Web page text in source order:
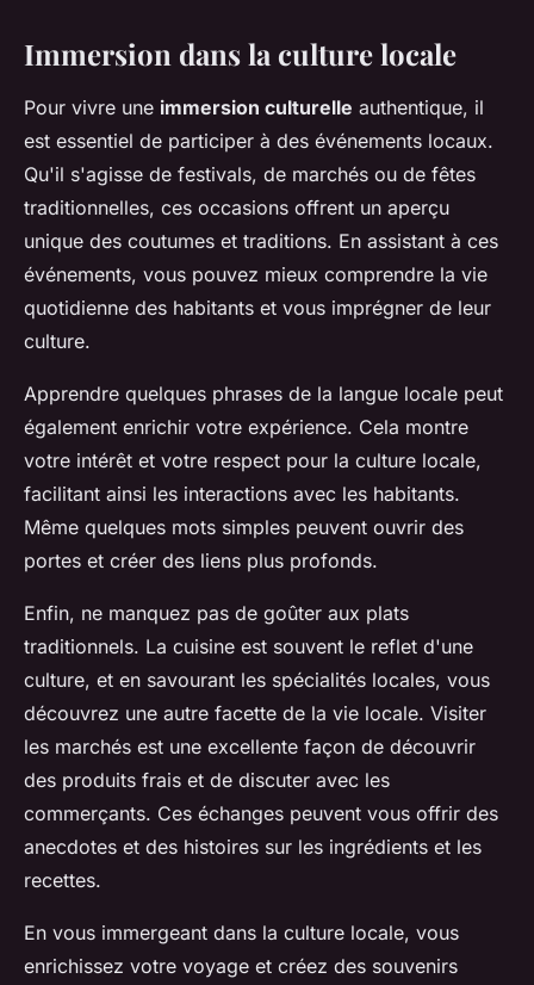
Immersion dans la culture locale
Pour vivre une immersion culturelle authentique, il
est essentiel de participer à des événements locaux.
Qu'il s'agisse de festivals, de marchés ou de fêtes
traditionnelles, ces occasions offrent un aperçu
unique des coutumes et traditions. En assistant à ces
événements, vous pouvez mieux comprendre la vie
quotidienne des habitants et vous imprégner de leur
culture.
Apprendre quelques phrases de la langue locale peut
également enrichir votre expérience. Cela montre
votre intérêt et votre respect pour la culture locale,
facilitant ainsi les interactions avec les habitants.
Même quelques mots simples peuvent ouvrir des
portes et créer des liens plus profonds.
Enfin, ne manquez pas de goûter aux plats
traditionnels. La cuisine est souvent le reflet d'une
culture, et en savourant les spécialités locales, vous
découvrez une autre facette de la vie locale. Visiter
les marchés est une excellente façon de découvrir
des produits frais et de discuter avec les
commerçants. Ces échanges peuvent vous offrir des
anecdotes et des histoires sur les ingrédients et les
recettes.
En vous immergeant dans la culture locale, vous
enrichissez votre voyage et créez des souvenirs